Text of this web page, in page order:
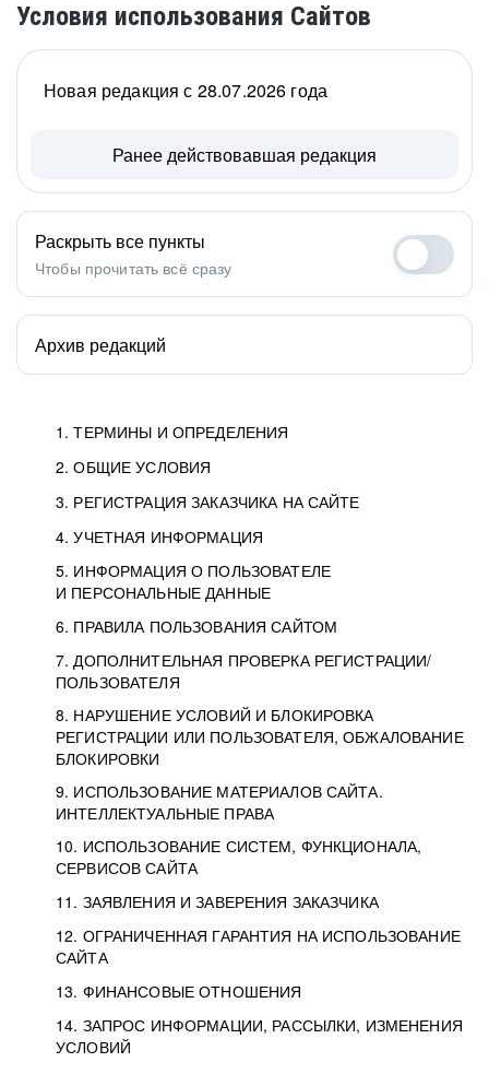
Условия использования Сайтов
1. ТЕРМИНЫ И ОПРЕДЕЛЕНИЯ
2. ОБЩИЕ УСЛОВИЯ
3. РЕГИСТРАЦИЯ ЗАКАЗЧИКА НА САЙТЕ
4. УЧЕТНАЯ ИНФОРМАЦИЯ
5. ИНФОРМАЦИЯ О ПОЛЬЗОВАТЕЛЕ
И ПЕРСОНАЛЬНЫЕ ДАННЫЕ
6. ПРАВИЛА ПОЛЬЗОВАНИЯ САЙТОМ
7. ДОПОЛНИТЕЛЬНАЯ ПРОВЕРКА РЕГИСТРАЦИИ/
ПОЛЬЗОВАТЕЛЯ
8. НАРУШЕНИЕ УСЛОВИЙ И БЛОКИРОВКА
РЕГИСТРАЦИИ ИЛИ ПОЛЬЗОВАТЕЛЯ, ОБЖАЛОВАНИЕ
БЛОКИРОВКИ
9. ИСПОЛЬЗОВАНИЕ МАТЕРИАЛОВ САЙТА.
ИНТЕЛЛЕКТУАЛЬНЫЕ ПРАВА
10. ИСПОЛЬЗОВАНИЕ СИСТЕМ, ФУНКЦИОНАЛА,
СЕРВИСОВ САЙТА
11. ЗАЯВЛЕНИЯ И ЗАВЕРЕНИЯ ЗАКАЗЧИКА
12. ОГРАНИЧЕННАЯ ГАРАНТИЯ НА ИСПОЛЬЗОВАНИЕ
САЙТА
13. ФИНАНСОВЫЕ ОТНОШЕНИЯ
14. ЗАПРОС ИНФОРМАЦИИ, РАССЫЛКИ, ИЗМЕНЕНИЯ
УСЛОВИЙ
Новая редакция с 28.07.2026 года
Ранее действовавшая редакция
Раскрыть все пункты
Чтобы прочитать всё сразу
Архив редакций